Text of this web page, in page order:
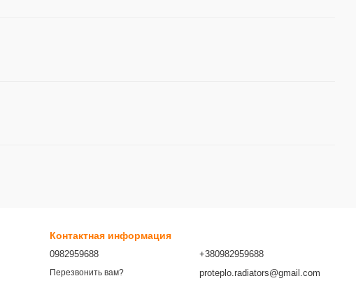
Контактная информация
0982959688
Перезвонить вам?
+380982959688
proteplo.radiators@gmail.com